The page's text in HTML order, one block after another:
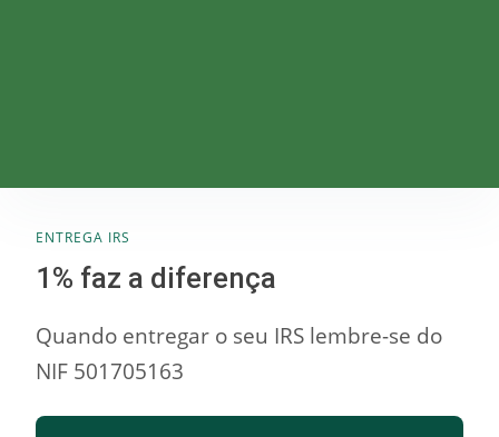
ENTREGA IRS
1% faz a diferença
Quando entregar o seu IRS lembre-se do
NIF 501705163